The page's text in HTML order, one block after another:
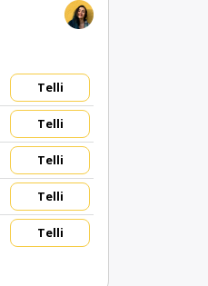
Telli
Telli
Telli
Telli
Telli